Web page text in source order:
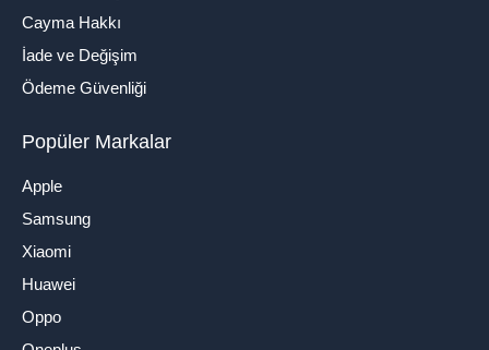
Cayma Hakkı
İade ve Değişim
Ödeme Güvenliği
Popüler Markalar
Apple
Samsung
Xiaomi
Huawei
Oppo